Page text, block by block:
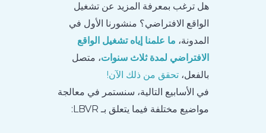
هل ترغب بمعرفة المزيد عن تشغيل
الواقع الافتراضي؟ منشورنا الأول في
المدونة، ما علمنا إياه تشغيل الواقع
الافتراضي لمدة ثلاث سنوات، متصل
بالفعل،تحقق من ذلك الآن!
في الأسابيع التالية، سنستمر في معالجة
مواضيع مختلفة فيما يتعلق بـ LBVR: